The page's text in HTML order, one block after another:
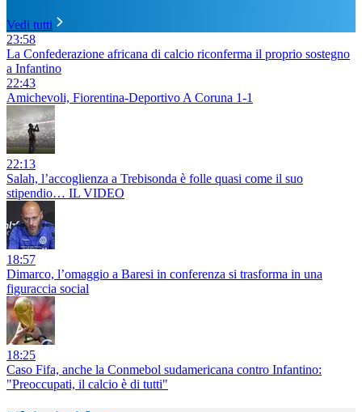
Vedi tutti
23:58
La Confederazione africana di calcio riconferma il proprio sostegno
a Infantino
22:43
Amichevoli, Fiorentina-Deportivo A Coruna 1-1
22:13
Salah, l’accoglienza a Trebisonda è folle quasi come il suo
stipendio… IL VIDEO
18:57
Dimarco, l’omaggio a Baresi in conferenza si trasforma in una
figuraccia social
18:25
Caso Fifa, anche la Conmebol sudamericana contro Infantino:
"Preoccupati, il calcio è di tutti"